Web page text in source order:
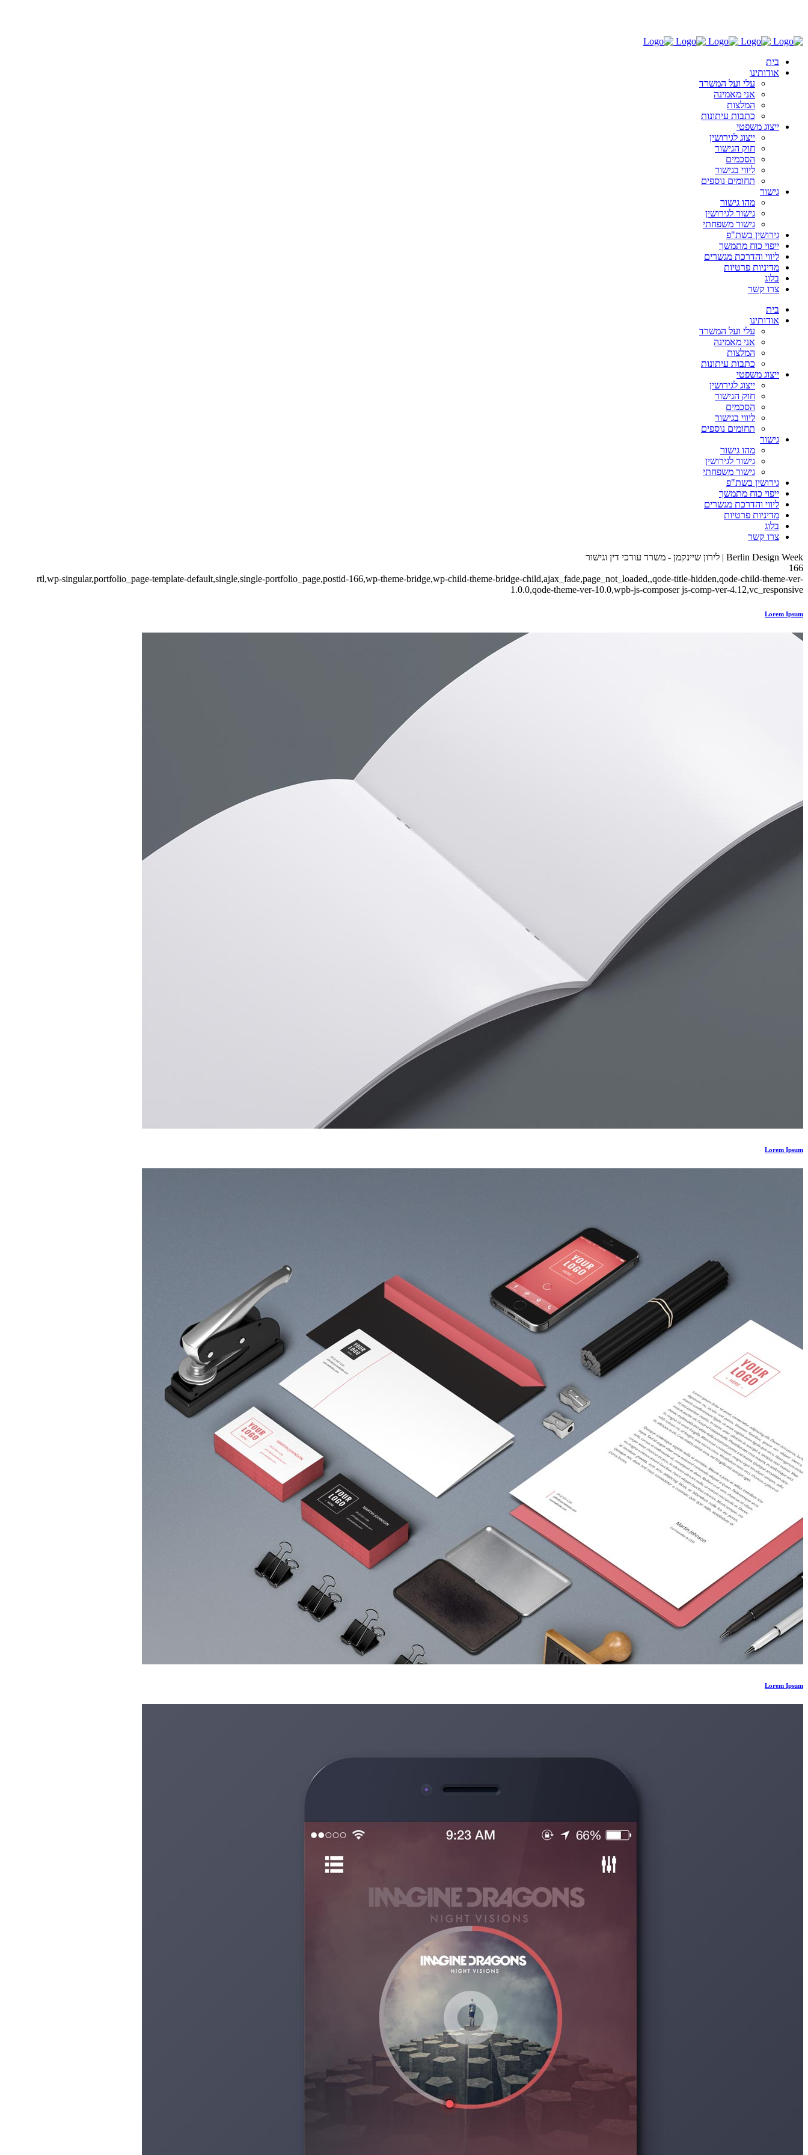
בית
אודותינו
עלי ועל המשרד
אני מאמינה
המלצות
כתבות עיתונות
ייצוג משפטי
ייצוג לגירושין
חוק הגישור
הסכמים
ליווי בגישור
תחומים נוספים
גישור
מהו גישור
גישור לגירושין
גישור משפחתי
גירושין בשת"פ
ייפוי כוח מתמשך
ליווי והדרכת מגשרים
מדיניות פרטיות
בלוג
צרו קשר
בית
אודותינו
עלי ועל המשרד
אני מאמינה
המלצות
כתבות עיתונות
ייצוג משפטי
ייצוג לגירושין
חוק הגישור
הסכמים
ליווי בגישור
תחומים נוספים
גישור
מהו גישור
גישור לגירושין
גישור משפחתי
גירושין בשת"פ
ייפוי כוח מתמשך
ליווי והדרכת מגשרים
מדיניות פרטיות
בלוג
צרו קשר
Berlin Design Week | לירון שיינקמן - משרד עורכי דין וגישור
166
rtl,wp-singular,portfolio_page-template-default,single,single-portfolio_page,postid-166,wp-theme-bridge,wp-child-theme-bridge-child,ajax_fade,page_not_loaded,,qode-title-hidden,qode-child-theme-ver-
1.0.0,qode-theme-ver-10.0,wpb-js-composer js-comp-ver-4.12,vc_responsive
Lorem Ipsum
Lorem Ipsum
Lorem Ipsum